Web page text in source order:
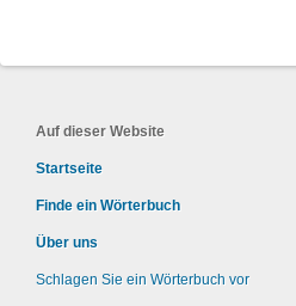
Auf dieser Website
Startseite
Finde ein Wörterbuch
Über uns
Schlagen Sie ein Wörterbuch vor